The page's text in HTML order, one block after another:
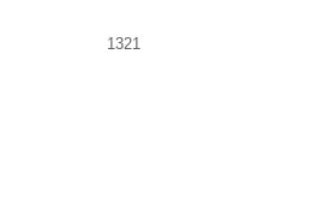
1321